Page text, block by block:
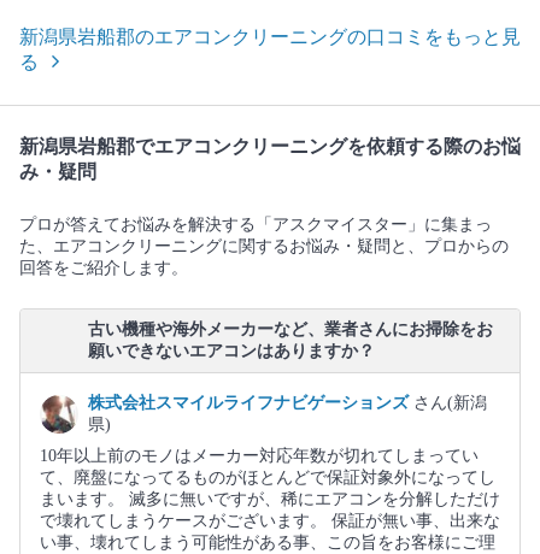
新潟県岩船郡のエアコンクリーニングの口コミをもっと見
る
新潟県岩船郡でエアコンクリーニングを依頼する際のお悩
み・疑問
プロが答えてお悩みを解決する「アスクマイスター」に集まっ
た、エアコンクリーニングに関するお悩み・疑問と、プロからの
回答をご紹介します。
古い機種や海外メーカーなど、業者さんにお掃除をお
願いできないエアコンはありますか？
株式会社スマイルライフナビゲーションズ さん(新潟
県)
10年以上前のモノはメーカー対応年数が切れてしまってい
て、廃盤になってるものがほとんどで保証対象外になってし
まいます。 滅多に無いですが、稀にエアコンを分解しただけ
で壊れてしまうケースがございます。 保証が無い事、出来な
い事、壊れてしまう可能性がある事、この旨をお客様にご理